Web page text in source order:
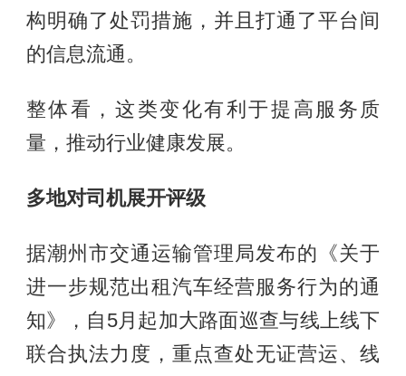
构明确了处罚措施，并且打通了平台间
的信息流通。
整体看，这类变化有利于提高服务质
量，推动行业健康发展。
多地对司机展开评级
据潮州市交通运输管理局发布的《关于
进一步规范出租汽车经营服务行为的通
知》，自5月起加大路面巡查与线上线下
联合执法力度，重点查处无证营运、线